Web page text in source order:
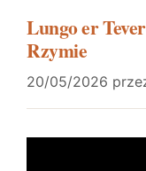
Lungo er
Rzymie
20/05/2026